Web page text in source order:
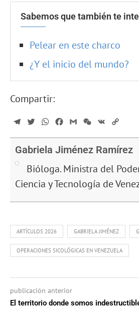
Sabemos que también te
Pelear en este charco
¿Y el inicio del mundo?
Compartir:
TelegramTwitterWhatsApp
Facebook
GmailWeChat
VK
Gabriela Jiménez Ramírez
Bióloga. Ministra del
Ciencia y Tecnología de
ARTÍCULOS 2026 GABRIELA JIMÉNEZ
OPERACIONES SICOLÓGICAS EN VENEZUELA
publicación anterior
El territorio donde somos